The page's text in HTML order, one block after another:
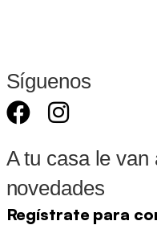
Síguenos
A tu casa le van
novedades
Regístrate para